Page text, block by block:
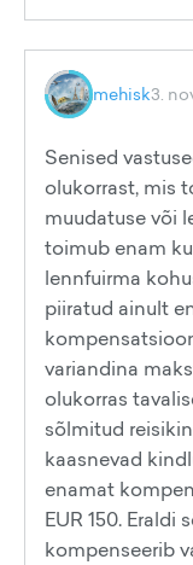
mehisk3.
Senised
olukorrast, mis
muudatuse või
toimub enam
lennfuirma
piiratud ainult
variandina
olukorras
sõlmitud
kaasnevad
enamat
EUR 150.
kompenseerib